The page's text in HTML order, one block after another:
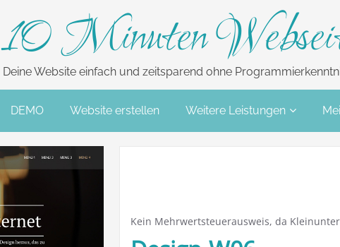
10 Minuten
Deine Website einfach und zeitsparend ohne
DEMO Website erstellen Weitere Leistungen
Kein Mehrwertsteuerausweis, da